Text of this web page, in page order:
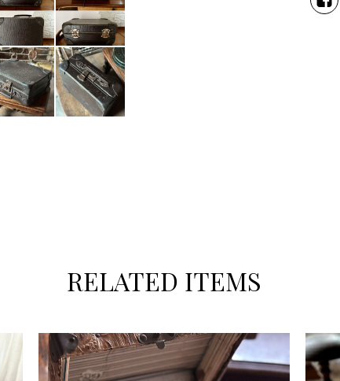
RELATED ITEMS